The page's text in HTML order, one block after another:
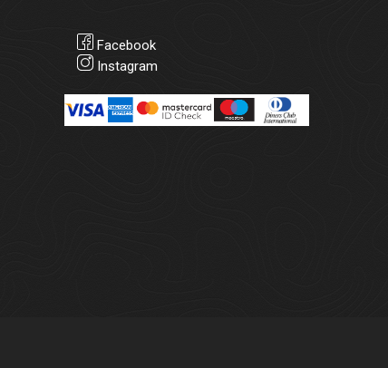
Facebook
Instagram